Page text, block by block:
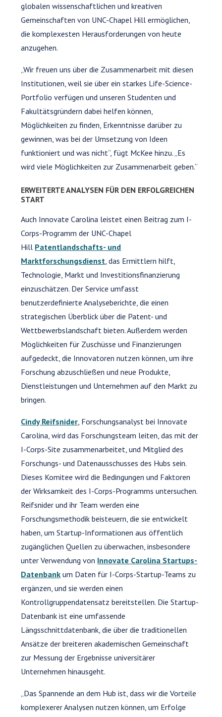
globalen wissenschaftlichen und kreativen
Gemeinschaften von UNC-Chapel Hill ermöglichen,
die komplexesten Herausforderungen von heute
anzugehen.
„Wir freuen uns über die Zusammenarbeit mit diesen
Institutionen, weil sie über ein starkes Life-Science-
Portfolio verfügen und unseren Studenten und
Fakultätsgründern dabei helfen können,
Möglichkeiten zu finden, Erkenntnisse darüber zu
gewinnen, was bei der Umsetzung von Ideen
funktioniert und was nicht“, fügt McKee hinzu. „Es
wird viele Möglichkeiten zur Zusammenarbeit geben.“
ERWEITERTE ANALYSEN FÜR DEN ERFOLGREICHEN
START
Auch Innovate Carolina leistet einen Beitrag zum I-
Corps-Programm der UNC-Chapel
Hill Patentlandschafts- und
Marktforschungsdienst , das Ermittlern hilft,
Technologie, Markt und Investitionsfinanzierung
einzuschätzen. Der Service umfasst
benutzerdefinierte Analyseberichte, die einen
strategischen Überblick über die Patent- und
Wettbewerbslandschaft bieten. Außerdem werden
Möglichkeiten für Zuschüsse und Finanzierungen
aufgedeckt, die Innovatoren nutzen können, um ihre
Forschung abzuschließen und neue Produkte,
Dienstleistungen und Unternehmen auf den Markt zu
bringen.
Cindy Reifsnider , Forschungsanalyst bei Innovate
Carolina, wird das Forschungsteam leiten, das mit der
I-Corps-Site zusammenarbeitet, und Mitglied des
Forschungs- und Datenausschusses des Hubs sein.
Dieses Komitee wird die Bedingungen und Faktoren
der Wirksamkeit des I-Corps-Programms untersuchen.
Reifsnider und ihr Team werden eine
Forschungsmethodik beisteuern, die sie entwickelt
haben, um Startup-Informationen aus öffentlich
zugänglichen Quellen zu überwachen, insbesondere
unter Verwendung von Innovate Carolina Startups-
Datenbank um Daten für I-Corps-Startup-Teams zu
ergänzen, und sie werden einen
Kontrollgruppendatensatz bereitstellen. Die Startup-
Datenbank ist eine umfassende
Längsschnittdatenbank, die über die traditionellen
Ansätze der breiteren akademischen Gemeinschaft
zur Messung der Ergebnisse universitärer
Unternehmen hinausgeht.
„Das Spannende an dem Hub ist, dass wir die Vorteile
komplexerer Analysen nutzen können, um Erfolge